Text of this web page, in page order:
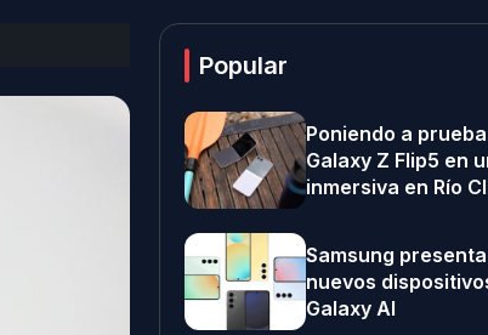
Popular
Poniendo a
Galaxy Z Flip5 en
inmersiva en Río
Samsung
nuevos
Galaxy AI